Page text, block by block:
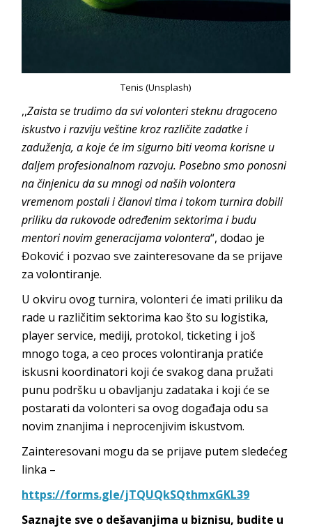
Tenis (Unsplash)
,,Zaista se trudimo da svi volonteri steknu dragoceno
iskustvo i razviju veštine kroz različite zadatke i
zaduženja, a koje će im sigurno biti veoma korisne u
daljem profesionalnom razvoju. Posebno smo ponosni
na činjenicu da su mnogi od naših volontera
vremenom postali i članovi tima i tokom turnira dobili
priliku da rukovode određenim sektorima i budu
mentori novim generacijama volontera“, dodao je
Đoković i pozvao sve zainteresovane da se prijave
za volontiranje.
U okviru ovog turnira, volonteri će imati priliku da
rade u različitim sektorima kao što su logistika,
player service, mediji, protokol, ticketing i još
mnogo toga, a ceo proces volontiranja pratiće
iskusni koordinatori koji će svakog dana pružati
punu podršku u obavljanju zadataka i koji će se
postarati da volonteri sa ovog događaja odu sa
novim znanjima i neprocenjivim iskustvom.
Zainteresovani mogu da se prijave putem sledećeg
linka –
https://forms.gle/jTQUQkSQthmxGKL39
Saznajte sve o dešavanjima u biznisu, budite u